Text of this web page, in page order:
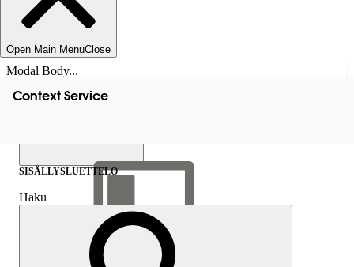
Open Main MenuClose
Modal Body...
Context Service
SISÄLLYSLUETTELO
Haku